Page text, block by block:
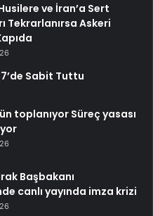
ve İran’a Sert
Tekrarlanırsa Askeri
Sabit Tuttu
toplanıyor Süreç yasası
Başbakanı
canlı yayında imza krizi